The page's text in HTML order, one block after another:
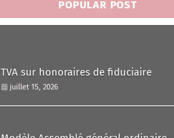
POPULAR POST
TVA sur honoraires de fiduciaire
juillet 15, 2026